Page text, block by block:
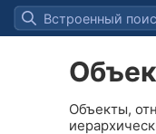
Объекты,